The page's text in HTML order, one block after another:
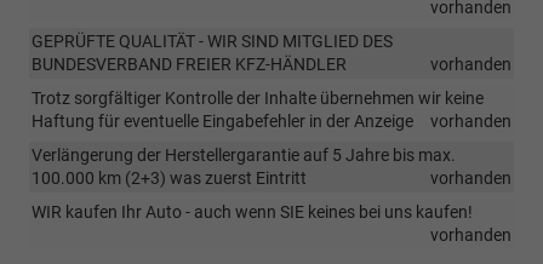
vorhanden
GEPRÜFTE QUALITÄT - WIR SIND MITGLIED DES
BUNDESVERBAND FREIER KFZ-HÄNDLER
vorhanden
Trotz sorgfältiger Kontrolle der Inhalte übernehmen wir keine
Haftung für eventuelle Eingabefehler in der Anzeige
vorhanden
Verlängerung der Herstellergarantie auf 5 Jahre bis max.
100.000 km (2+3) was zuerst Eintritt
vorhanden
WIR kaufen Ihr Auto - auch wenn SIE keines bei uns kaufen!
vorhanden